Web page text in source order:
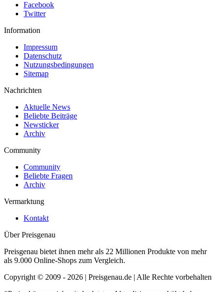
Facebook
Twitter
Information
Impressum
Datenschutz
Nutzungsbedingungen
Sitemap
Nachrichten
Aktuelle News
Beliebte Beiträge
Newsticker
Archiv
Community
Community
Beliebte Fragen
Archiv
Vermarktung
Kontakt
Über Preisgenau
Preisgenau bietet ihnen mehr als 22 Millionen Produkte von mehr
als 9.000 Online-Shops zum Vergleich.
Copyright © 2009 - 2026 | Preisgenau.de | Alle Rechte vorbehalten